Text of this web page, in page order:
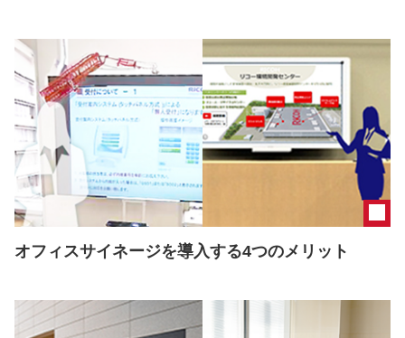
オフィスサイネージを導入する4つのメリット